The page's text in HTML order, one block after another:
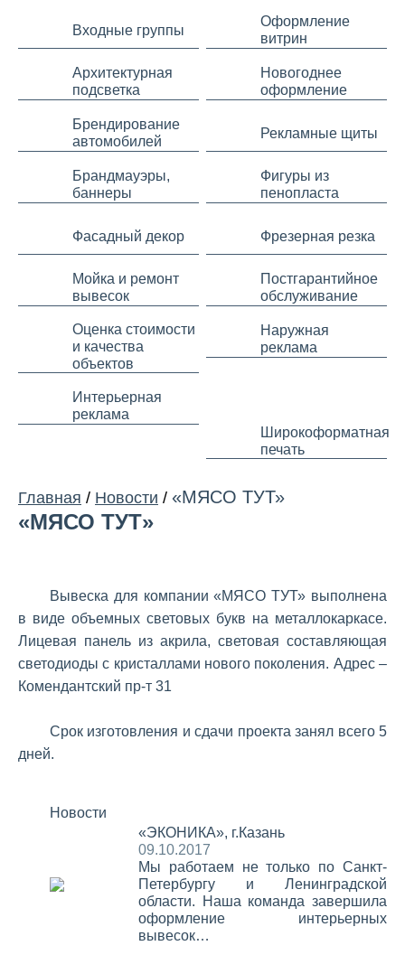
Входные группы
Оформление
витрин
Архитектурная
подсветка
Новогоднее
оформление
Брендирование
автомобилей
Рекламные щиты
Брандмауэры,
баннеры
Фигуры из
пенопласта
Фасадный декор Фрезерная резка
Мойка и ремонт
вывесок
Постгарантийное
обслуживание
Оценка стоимости
и качества
объектов
Наружная
реклама
Интерьерная
реклама
Широкоформатная
печать
Главная / Новости / «МЯСО ТУТ»
«МЯСО ТУТ»
Вывеска для компании «МЯСО ТУТ» выполнена
в виде объемных световых букв на металлокаркасе.
Лицевая панель из акрила, световая составляющая
светодиоды с кристаллами нового поколения. Адрес –
Комендантский пр-т 31
Срок изготовления и сдачи проекта занял всего 5
дней.
Новости
«ЭКОНИКА», г.Казань
09.10.2017
Мы работаем не только по Санкт-
Петербургу и Ленинградской
области. Наша команда завершила
оформление интерьерных
вывесок…